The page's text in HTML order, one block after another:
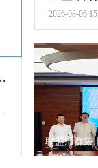
引》构建长效保护新格局
2026-08-06